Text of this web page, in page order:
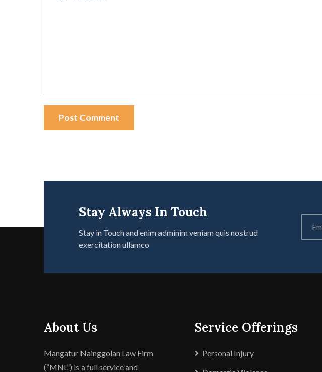
Post Comment
Stay Always In Touch
Stay in Touch and enim adminim veniam quis nostrud
exercitation ullamco
About Us
Mangatur Nainggolan Law Firm
(“MNL”) is a full service and
Service Offerings
Personal Injury